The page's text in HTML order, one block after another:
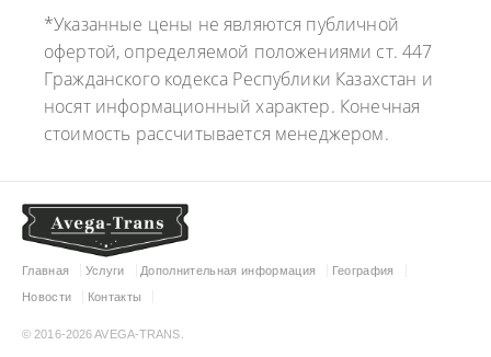
*Указанные цены не являются публичной
офертой, определяемой положениями ст. 447
Гражданского кодекса Республики Казахстан и
носят информационный характер. Конечная
стоимость рассчитывается менеджером.
Главная Услуги Дополнительная информация
География
Новости
Контакты
© 2016-2026 AVEGA-TRANS.